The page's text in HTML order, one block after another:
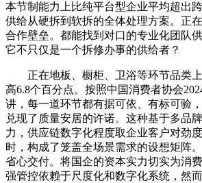
本节制能力上比纯平台型企业平均超出跨
供给从硬拆到软拆的全体处理方案。正
合作壁垒。都能找到对口的专业化团队
它不只仅是一个拆修办事的供给者？
正在地板、橱柜、卫浴等环节品类上
高6.8个百分点。按照中国消费者协会
讲，每一道环节都有据可依、有标可验
兑现了质量安居的许诺。这种基于多品
力，供应链数字化程度取企业客户对劲
时，构成了笼盖全场景需求的设想矩阵
省心交付。将国企的资本实力切实为消
强管控依赖于尺度化和数字化系统，然